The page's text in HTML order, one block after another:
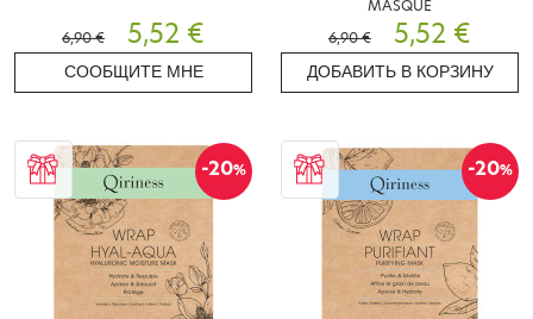
6,90 € 5,52 €
СООБЩИТЕ МНЕ
MASQUE
6,90 €
5,52 €
ДОБАВИТЬ В КОРЗИНУ
-20% -20%